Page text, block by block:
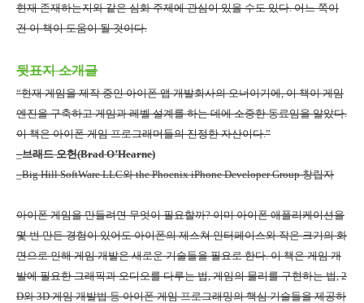
현재 존재하는지와 같은 심화 주제에 관심이 있을 수도 있다.어느 쪽이
건 이 책이 도움이 될 것이다.
뒷표지 소개글
“현재 게임을 제작 중인 아이폰 앱 개발회사의 오너이기에,이 책이 게임
엔진을 구축하고 게임과 레벨 설계를 하는 데에 소중한 동료임을 알았다.
이 책은 아이폰 게임 프로그래머들의 진정한 자산이다.”
_브래드 오헌(Brad O’Hearne)
_Big Hill SoftWare LLC와the Phoenix iPhone Developer Group창립자
아이폰 게임을 만들려면 무엇이 필요할까?이미 아이폰 애플리케이션을
몇 번 만든 경험이 있어도 아이폰의 제스쳐 인터페이스와 작은 크기의 화
면으로 인해 게임 개발은 새로운 기술들을 필요로 한다.이 책은 게임 개
발에 필요한 그래픽과 오디오를 다루는 법,게임의 물리를 구현하는 법, 2
D와3D게임 개발법 등 아이폰 게임 프로그래밍의 핵심 기술들을 제공하